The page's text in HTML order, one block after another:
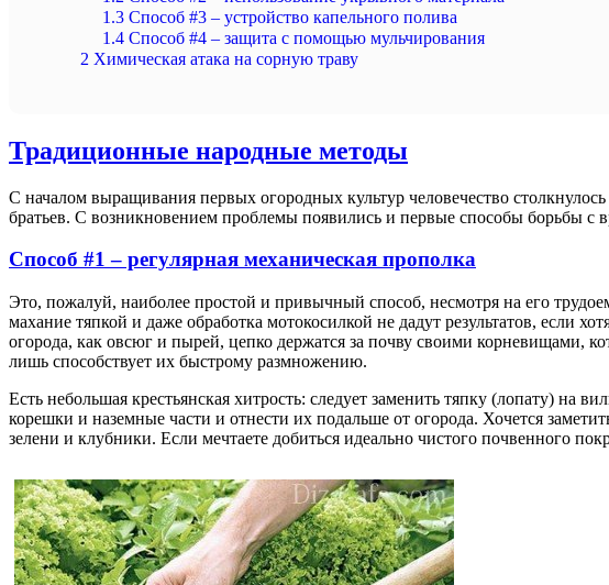
1.3 Способ #3 – устройство капельного полива
1.4 Способ #4 – защита с помощью мульчирования
2 Химическая атака на сорную траву
Традиционные народные методы
С началом выращивания первых огородных культур человечество
братьев. С возникновением проблемы появились и первые способы борьбы
Способ #1 – регулярная механическая прополка
Это, пожалуй, наиболее простой и привычный способ, несмотря на его
махание тяпкой и даже обработка мотокосилкой не дадут результатов, если
огорода, как овсюг и пырей, цепко держатся за почву своими корневищами,
лишь способствует их быстрому размножению.
Есть небольшая крестьянская хитрость: следует заменить тяпку (лопату) на
корешки и наземные части и отнести их подальше от огорода. Хочется
зелени и клубники. Если мечтаете добиться идеально чистого почвенного